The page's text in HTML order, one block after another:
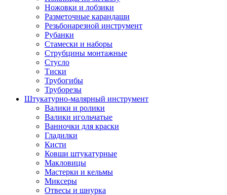
Ножовки и лобзики
Разметочные карандаши
Резьбонарезной инструмент
Рубанки
Стамески и наборы
Струбцины монтажные
Стусло
Тиски
Трубогибы
Труборезы
Штукатурно-малярный инструмент
Валики и ролики
Валики игольчатые
Ванночки для краски
Гладилки
Кисти
Ковши штукатурные
Макловицы
Мастерки и кельмы
Миксеры
Отвесы и шнурка